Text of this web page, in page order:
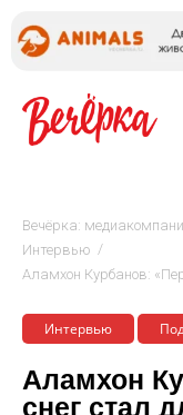
Вечёрка:
Интервью /
Аламхон Курбанов:
Интервью
Аламхон
снег стал